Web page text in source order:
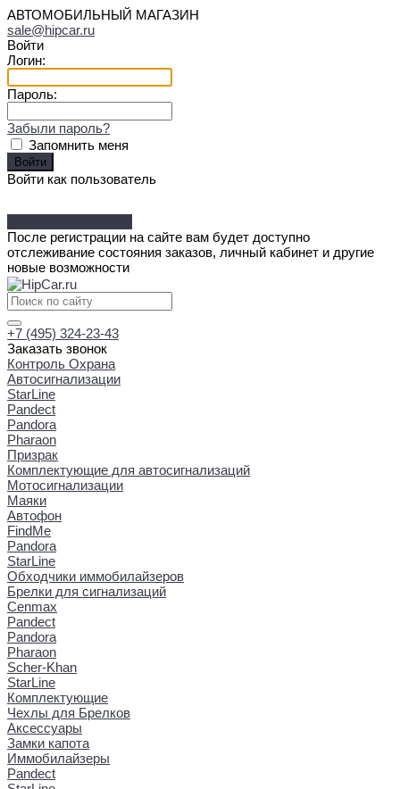
АВТОМОБИЛЬНЫЙ МАГАЗИН
sale@hipcar.ru
Войти
Логин:
Пароль:
Забыли пароль?
Запомнить меня
Войти как пользователь
После регистрации на сайте вам будет доступно
отслеживание состояния заказов, личный кабинет и другие
новые возможности
+7 (495) 324-23-43
Заказать звонок
Контроль Охрана
Автосигнализации
StarLine
Pandect
Pandora
Pharaon
Призрак
Комплектующие для автосигнализаций
Мотосигнализации
Маяки
Автофон
FindMe
Pandora
StarLine
Обходчики иммобилайзеров
Брелки для сигнализаций
Cenmax
Pandect
Pandora
Pharaon
Scher-Khan
StarLine
Комплектующие
Чехлы для Брелков
Аксессуары
Замки капота
Иммобилайзеры
Pandect